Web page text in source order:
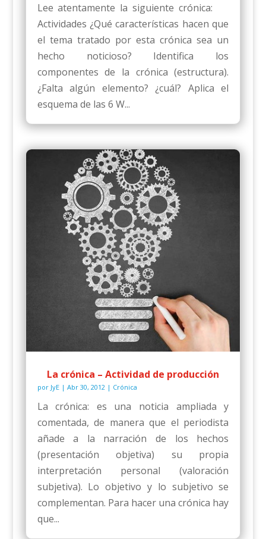
Lee atentamente la siguiente crónica:
Actividades ¿Qué características hacen que
el tema tratado por esta crónica sea un
hecho noticioso? Identifica los
componentes de la crónica (estructura).
¿Falta algún elemento? ¿cuál? Aplica el
esquema de las 6 W...
La crónica – Actividad de producción
por JyE| Abr 30, 2012| Crónica
La crónica: es una noticia ampliada y
comentada, de manera que el periodista
añade a la narración de los hechos
(presentación objetiva) su propia
interpretación personal (valoración
subjetiva). Lo objetivo y lo subjetivo se
complementan. Para hacer una crónica hay
que...